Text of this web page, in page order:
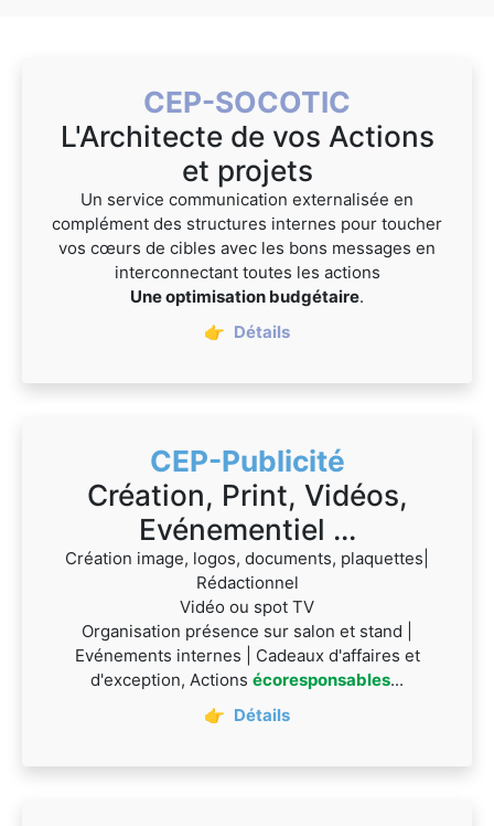
CEP-SOCOTIC
L'Architecte de vos Actions
et projets
Un service communication externalisée en
complément des structures internes pour toucher
vos cœurs de cibles avec les bons messages en
interconnectant toutes les actions
Une optimisation budgétaire.
👉 Détails
CEP-Publicité
Création, Print, Vidéos,
Evénementiel ...
Création image, logos, documents, plaquettes|
Rédactionnel
Vidéo ou spot TV
Organisation présence sur salon et stand |
Evénements internes | Cadeaux d'affaires et
d'exception, Actions écoresponsables...
👉 Détails